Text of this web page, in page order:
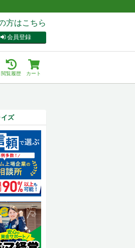
方はこちら
会員登録
カート
閲覧履歴
ズ